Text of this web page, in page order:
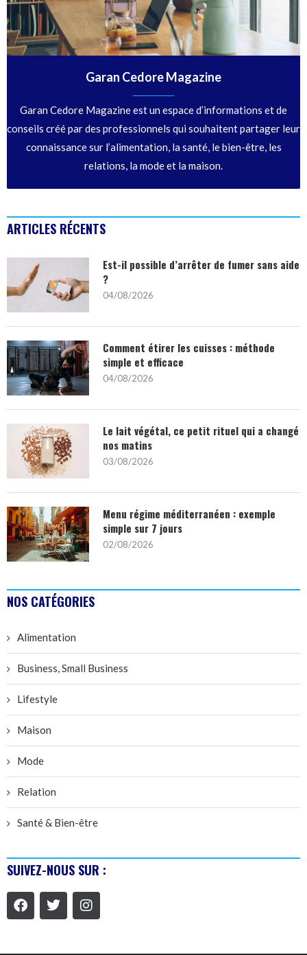
Garan Cedore Magazine
Garan Cedore Magazine est un espace d’informations et de
conseils créé par des professionnels qui souhaitent partager leur
connaissance sur l’alimentation, la santé, le bien-être, les
relations, la mode et la maison.
ARTICLES RÉCENTS
Est-il possible d’arrêter de fumer sans aide
?
04/08/2026
Comment étirer les cuisses : méthode
simple et efficace
04/08/2026
Le lait végétal, ce petit rituel qui a changé
nos matins
03/08/2026
Menu régime méditerranéen : exemple
simple sur 7 jours
02/08/2026
NOS CATÉGORIES
Alimentation
Business, Small Business
Lifestyle
Maison
Mode
Relation
Santé & Bien-être
SUIVEZ-NOUS SUR :